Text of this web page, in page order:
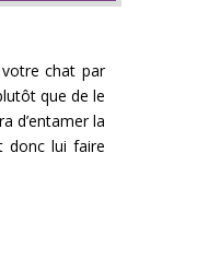
chat par
que de le
d’entamer la
donc lui faire